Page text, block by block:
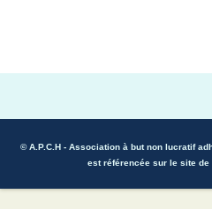
© A.P.C.H - Association à but non lucratif
est référencée sur le site de